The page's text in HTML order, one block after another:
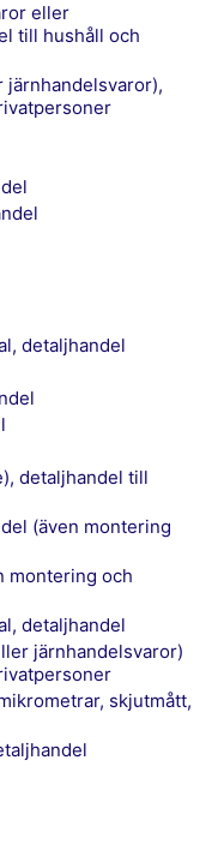
till hushåll och
detaljhandel
detaljhandel